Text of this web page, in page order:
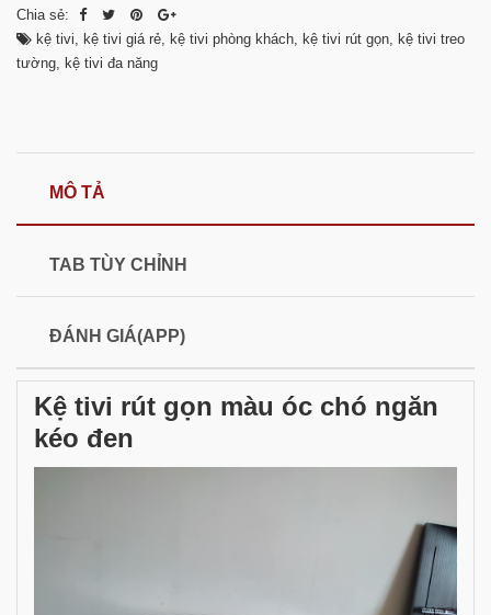
Chia sẻ:
kệ tivi kệ tivi giá rẻ kệ tivi phòng khách kệ tivi rút gọn kệ tivi treo
tường kệ tivi đa năng
MÔ TẢ
TAB TÙY CHỈNH
ĐÁNH GIÁ(APP)
Kệ tivi rút gọn màu óc chó ngăn
kéo đen